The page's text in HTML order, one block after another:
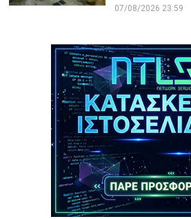
07/08/2026 23:59